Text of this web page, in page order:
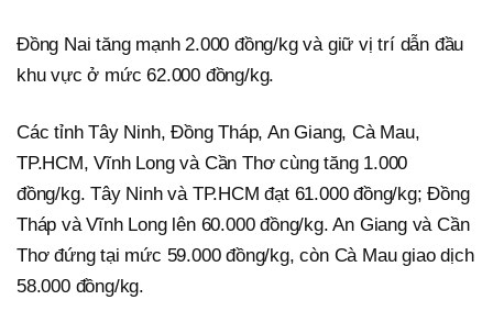
Đồng Nai tăng mạnh 2.000 đồng/kg và giữ vị trí dẫn đầu
khu vực ở mức 62.000 đồng/kg.
Các tỉnh Tây Ninh, Đồng Tháp, An Giang, Cà Mau,
TP.HCM, Vĩnh Long và Cần Thơ cùng tăng 1.000
đồng/kg. Tây Ninh và TP.HCM đạt 61.000 đồng/kg; Đồng
Tháp và Vĩnh Long lên 60.000 đồng/kg. An Giang và Cần
Thơ đứng tại mức 59.000 đồng/kg, còn Cà Mau giao dịch
58.000 đồng/kg.